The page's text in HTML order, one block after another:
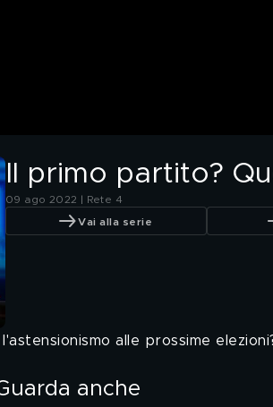
Il primo partito?
09 ago 2022 | Rete 4
Vai alla serie
alle prossime
anche